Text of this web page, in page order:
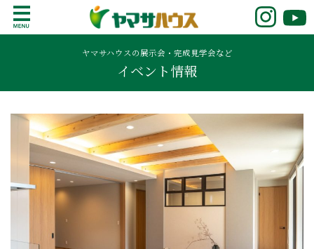
o
鹿児島で注文住宅ならヤマサハウス
新築の注文住宅や建売モデルハウスをお探し
の方はこちら。鹿児島県内で11年連続ナンバ
ーワンの実績を誇る、絆の家でおなじみの
ヤマサハウス。展示場情報や家づくりのこだ
ヤマサハウスの展示会・完成見学会など
イベント情報